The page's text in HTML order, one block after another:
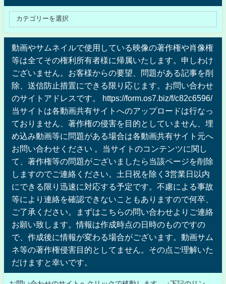
動画やサムネイルで使用している映像の著作権や肖像権
等は全てその権利所有者様に帰属いたします。申しわけ
ございません。お客様からの要望、問題がある記事を削
除、送信防止措置にできる限り応じます。お問い合わせ
のサイトアドレスです。 https://form.os7.biz/f/c82c6596/
当サイトは各動画共有サイトへのアップロードは行なっ
ておりません、著作権の侵害を目的としていません、埋
め込み動画等に問題がある場合は各動画共有サイト元へ
お問い合わせください 。当サイトのコンテンツに関し
て、著作権等の問題がございましたら当該ページを削除
しますのでご連絡ください。土日祝を除く3営業日以内
にできる限り迅速に対応する予定です。不慮による事故
等により連絡を確認できないこともありますので何卒、
ご了承ください。まずはこちらの問い合わせよりご連絡
お願い致します。情報は作成時点の日時のものですの
で、作成後に情報が変わる場合がございます。動画サム
ネ等の著作権侵害目的としてません。その点ご理解いた
だけますと幸いです。